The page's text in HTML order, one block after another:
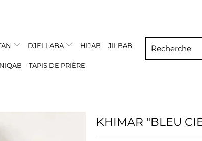
DJELLABA HIJAB JILBAB
NIQAB TAPIS DE PRIÈRE
KHIMAR "BLEU